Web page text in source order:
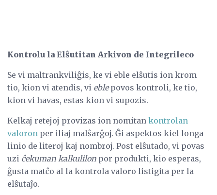
Kontrolu la Elŝutitan Arkivon de Integrileco
Se vi maltrankviliĝis, ke vi eble elŝutis ion krom
tio, kion vi atendis, vi eblepovos kontroli, ke tio,
kion vi havas, estas kion vi supozis.
Kelkaj retejoj provizas ion nomitan kontrolan
valoron per iliaj malŝarĝoj. Ĝi aspektos kiel longa
linio de literoj kaj nombroj. Post elŝutado, vi povas
uzi ĉekuman kalkulilon por produkti, kio esperas,
ĝusta matĉo al la kontrola valoro listigita per la
elŝutaĵo.